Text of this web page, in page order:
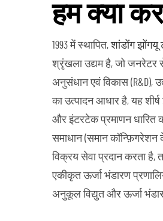
हम क्या
1993 में स्थापित,शांडोंग झोंगयू
श्रृंखला उद्यम है, जो जनरेटर
अनुसंधान एवं विकास (R&D),
का उत्पादन आधार है, यह शीर्ष
और इंटरटेक प्रमाणन धारित
समाधान (समान कॉन्फ़िगरेशन
विक्रय सेवा प्रदान करता
एकीकृत ऊर्जा भंडारण
अनुकूल विद्युत और ऊर्जा